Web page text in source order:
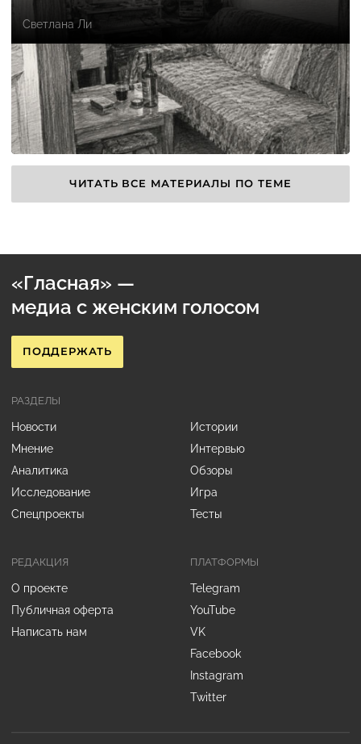
Светлана Ли
ЧИТАТЬ ВСЕ МАТЕРИАЛЫ ПО ТЕМЕ
«Гласная» —
медиа с женским голосом
ПОДДЕРЖАТЬ
РЕДАКЦИЯ
О проекте
Публичная оферта
Написать нам
РАЗДЕЛЫ
Новости
Истории
Мнение
Интервью
Аналитика
Обзоры
Исследование
Игра
Спецпроекты
Тесты
ПЛАТФОРМЫ
Telegram
YouTube
VK
Facebook
Instagram
Twitter